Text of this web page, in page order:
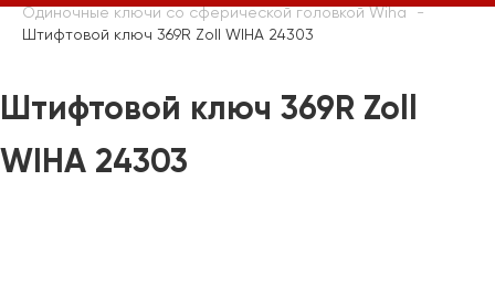
Одиночные ключи со сферической головкой Wiha
Штифтовой ключ 369R Zoll WIHA 24303
Штифтовой ключ 369R Zoll
WIHA 24303